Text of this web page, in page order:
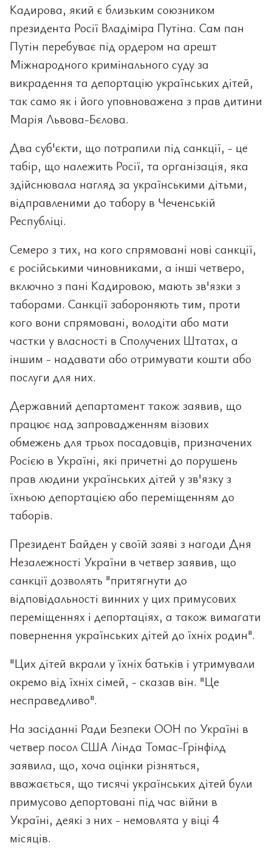
Кадирова, який є близьким союзником
президента Росії Владіміра Путіна. Сам пан
Путін перебуває під ордером на арешт
Міжнародного кримінального суду за
викрадення та депортацію українських дітей,
так само як і його уповноважена з прав дитини
Марія Львова-Бєлова.
Два суб'єкти, що потрапили під санкції, - це
табір, що належить Росії, та організація, яка
здійснювала нагляд за українськими дітьми,
відправленими до табору в Чеченській
Республіці.
Семеро з тих, на кого спрямовані нові санкції,
є російськими чиновниками, а інші четверо,
включно з пані Кадировою, мають зв'язки з
таборами. Санкції забороняють тим, проти
кого вони спрямовані, володіти або мати
частки у власності в Сполучених Штатах, а
іншим - надавати або отримувати кошти або
послуги для них.
Державний департамент також заявив, що
працює над запровадженням візових
обмежень для трьох посадовців, призначених
Росією в Україні, які причетні до порушень
прав людини українських дітей у зв'язку з
їхньою депортацією або переміщенням до
таборів.
Президент Байден у своїй заяві з нагоди Дня
Незалежності України в четвер заявив, що
санкції дозволять "притягнути до
відповідальності винних у цих примусових
переміщеннях і депортаціях, а також вимагати
повернення українських дітей до їхніх родин".
"Цих дітей вкрали у їхніх батьків і утримували
окремо від їхніх сімей, - сказав він. "Це
несправедливо".
На засіданні Ради Безпеки ООН по Україні в
четвер посол США Лінда Томас-Грінфілд
заявила, що, хоча оцінки різняться,
вважається, що тисячі українських дітей були
примусово депортовані під час війни в
Україні, деякі з них - немовлята у віці 4
місяців.